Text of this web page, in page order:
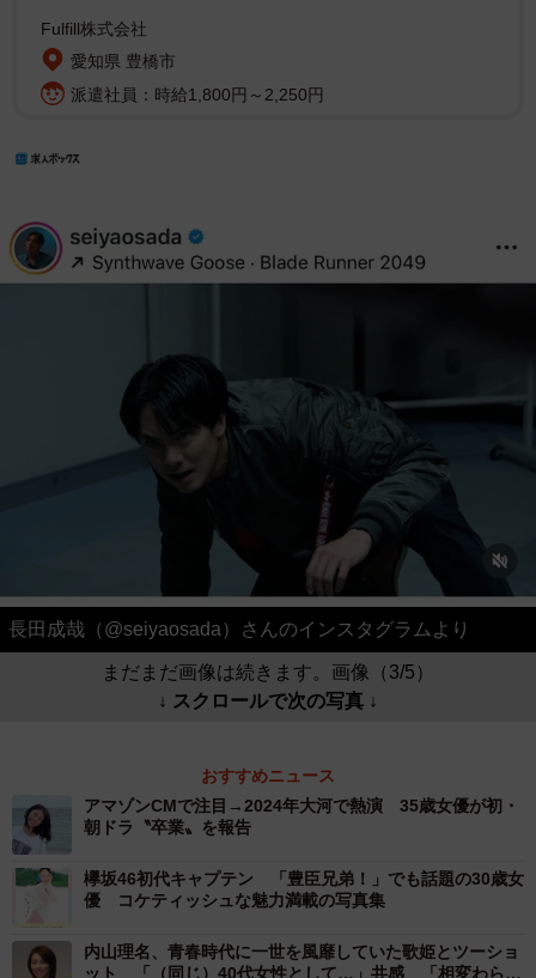
Fulfill株式会社
愛知県 豊橋市
派遣社員：時給1,800円～2,250円
長田成哉（@seiyaosada）さんのインスタグラムより
まだまだ画像は続きます。画像（3/5）
↓ スクロールで次の写真 ↓
おすすめニュース
アマゾンCMで注目→2024年大河で熱演 35歳女優が初・
朝ドラ〝卒業〟を報告
欅坂46初代キャプテン 「豊臣兄弟！」でも話題の30歳女
優 コケティッシュな魅力満載の写真集
内山理名、青春時代に一世を風靡していた歌姫とツーショ
ット 「（同じ）40代女性として…」共感 「相変わらず